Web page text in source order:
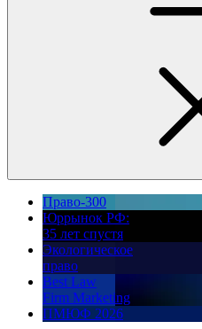
Право-300
Юррынок РФ:
35 лет спустя
Экологическое
право
Best Law
Firm Marketing
ПМЮФ 2026